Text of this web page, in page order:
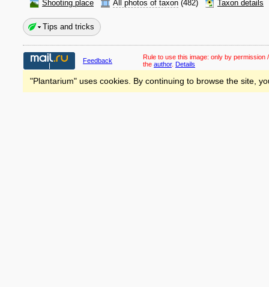
Shooting place All photos of taxon (482) Taxon details
Tips and tricks
Feedback Rule to use this image: only by permission
the author. Details
"Plantarium" uses cookies. By continuing to browse the site,